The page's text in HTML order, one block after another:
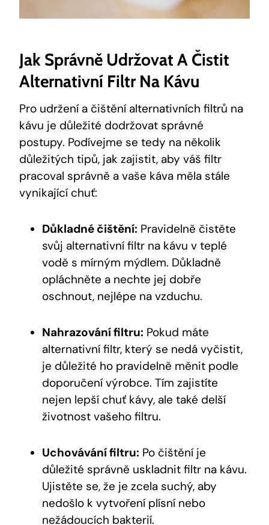
Jak Správně Udržovat A Čistit
Alternativní Filtr Na Kávu
Pro udržení a čištění alternativních filtrů na
kávu je důležité dodržovat správné
postupy. Podívejme se tedy na několik
důležitých tipů, jak zajistit, aby váš filtr
pracoval správně a vaše káva měla stále
vynikající chuť:
Důkladné čištění: Pravidelně čistěte
svůj alternativní filtr na kávu v teplé
vodě s mírným mýdlem. Důkladně
opláchněte a nechte jej dobře
oschnout, nejlépe na vzduchu.
Nahrazování filtru: Pokud máte
alternativní filtr, který se nedá vyčistit,
je důležité ho pravidelně měnit podle
doporučení výrobce. Tím zajistíte
nejen lepší chuť kávy, ale také delší
životnost vašeho filtru.
Uchovávání filtru: Po čištění je
důležité správně uskladnit filtr na kávu.
Ujistěte se, že je zcela suchý, aby
nedošlo k vytvoření plísní nebo
nežádoucích bakterií.